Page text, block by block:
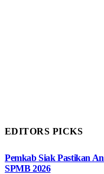
EDITORS PICKS
Pemkab Siak Pastikan
SPMB 2026